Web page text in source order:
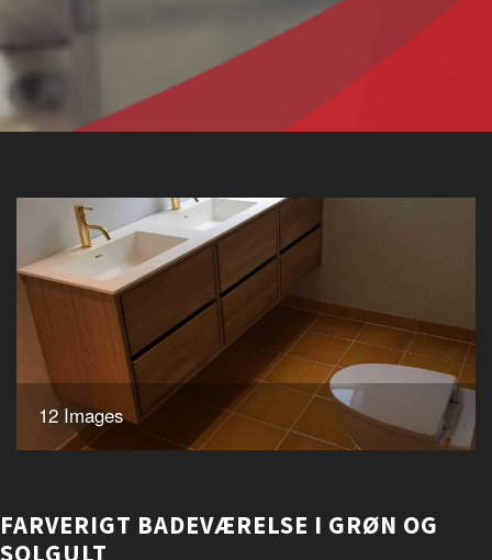
12 Images
FARVERIGT BADEVÆRELSE I GRØN OG
SOLGULT